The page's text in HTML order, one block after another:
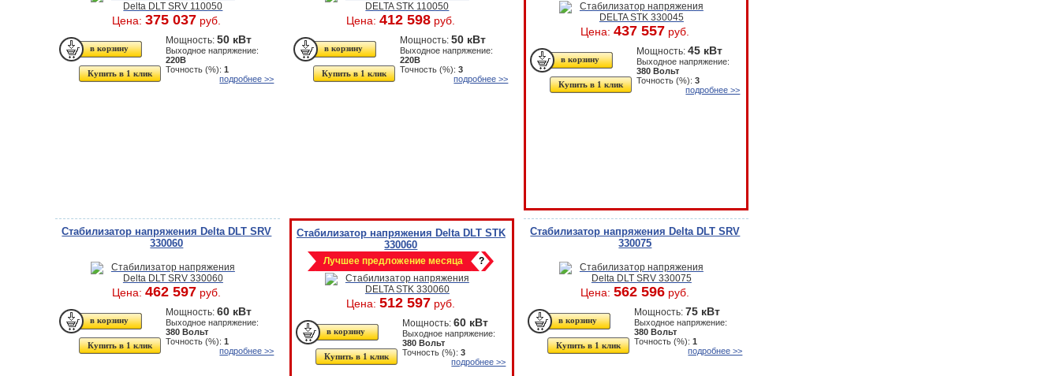
Цена:375 037 руб.
Купить в 1 клик
Мощность:50 кВт
Выходное напряжение:
220В
Точность (%):1
подробнее >>
Цена:412 598 руб.
Купить в 1 клик
Мощность:50 кВт
Выходное напряжение:
220В
Точность (%):3
подробнее >>
Цена:437 557 руб.
Купить в 1 клик
Мощность:45 кВт
Выходное напряжение:
380 Вольт
Точность (%):3
подробнее >>
Стабилизатор напряжения Delta DLT SRV
330060
Цена:462 597 руб.
Купить в 1 клик
Мощность:60 кВт
Выходное напряжение:
380 Вольт
Точность (%):1
подробнее >>
Стабилизатор напряжения Delta DLT STK
330060
Лучшее предложение месяца ?
Цена:512 597 руб.
Купить в 1 клик
Мощность:60 кВт
Выходное напряжение:
380 Вольт
Точность (%):3
подробнее >>
Стабилизатор напряжения Delta DLT SRV
330075
Цена:562 596 руб.
Купить в 1 клик
Мощность:75 кВт
Выходное напряжение:
380 Вольт
Точность (%):1
подробнее >>